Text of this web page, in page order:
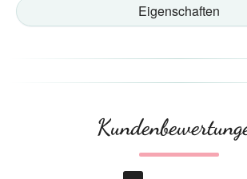
Eigenschaften